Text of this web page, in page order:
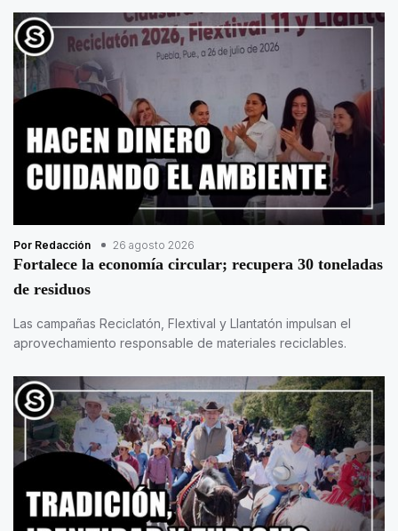
Por Redacción 26 agosto 2026
Fortalece la economía circular; recupera 30 toneladas
de residuos
Las campañas Reciclatón, Flextival y Llantatón impulsan el
aprovechamiento responsable de materiales reciclables.